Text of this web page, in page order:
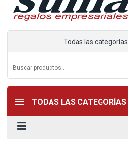
Todas las categorías
TODAS LAS CATEGORÍAS